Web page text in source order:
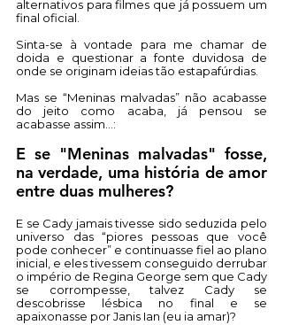
alternativos para filmes que já possuem um
final oficial.
Sinta-se à vontade para me chamar de
doida e questionar a fonte duvidosa de
onde se originam ideias tão estapafúrdias.
Mas se “Meninas malvadas” não acabasse
do jeito como acaba, já pensou se
acabasse assim…:
E se "Meninas malvadas" fosse,
na verdade, uma história de amor
entre duas mulheres?
E se Cady jamais tivesse sido seduzida pelo
universo das “piores pessoas que você
pode conhecer” e continuasse fiel ao plano
inicial, e eles tivessem conseguido derrubar
o império de Regina George sem que Cady
se corrompesse, talvez Cady se
descobrisse lésbica no final e se
apaixonasse por Janis Ian (eu ia amar)?